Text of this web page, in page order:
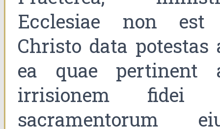
Ecclesiae non
Christo data potestas
ea quae pertinent
irrisionem fidei
sacramentorum